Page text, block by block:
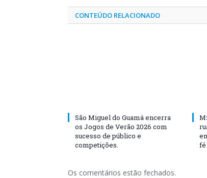
CONTEÚDO RELACIONADO
São Miguel do Guamá encerra
os Jogos de Verão 2026 com
sucesso de público e
competições.
fé
Os comentários estão fechados.